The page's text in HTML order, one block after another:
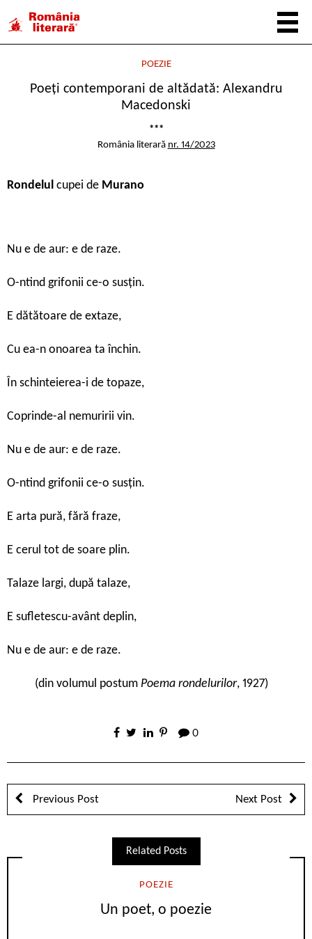
POEZIE
Poeți contemporani de altădată: Alexandru
Macedonski
***
România literară nr. 14/2023
Rondelul cupei de Murano
Nu e de aur: e de raze.
O-ntind grifonii ce-o susțin.
E dătătoare de extaze,
Cu ea-n onoarea ta închin.
În schinteierea-i de topaze,
Coprinde-al nemuririi vin.
Nu e de aur: e de raze.
O-ntind grifonii ce-o susțin.
E arta pură, fără fraze,
E cerul tot de soare plin.
Talaze largi, după talaze,
E sufletescu-avânt deplin,
Nu e de aur: e de raze.
(din volumul postum Poema rondelurilor, 1927)
0
Previous Post Next Post
Related Posts
POEZIE
Un poet, o poezie